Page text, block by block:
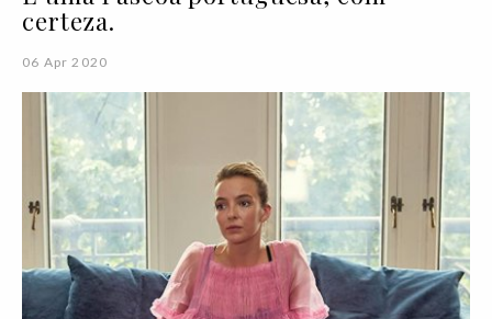
certeza.
06 Apr 2020